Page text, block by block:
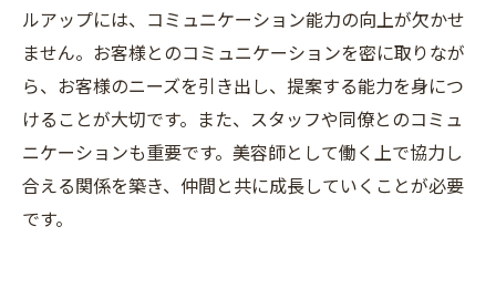
ルアップには、コミュニケーション能力の向上が欠かせ
ません。お客様とのコミュニケーションを密に取りなが
ら、お客様のニーズを引き出し、提案する能力を身につ
けることが大切です。また、スタッフや同僚とのコミュ
ニケーションも重要です。美容師として働く上で協力し
合える関係を築き、仲間と共に成長していくことが必要
です。